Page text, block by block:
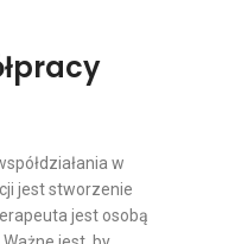
w
jest stworzenie
jest osobą